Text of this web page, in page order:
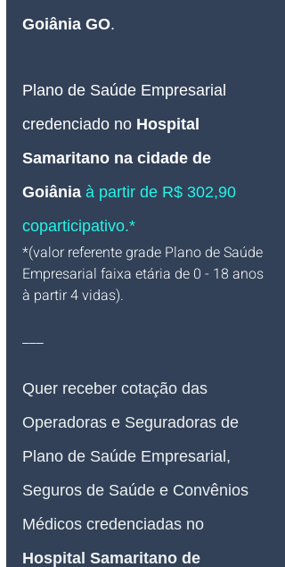
Goiânia GO.
Plano de Saúde Empresarial
credenciado no Hospital
Samaritano na cidade de
Goiânia à partir de R$ 302,90
coparticipativo.*
*(valor referente grade Plano de Saúde
Empresarial faixa etária de 0 - 18 anos
à partir 4 vidas).
___
Quer receber cotação das
Operadoras e Seguradoras de
Plano de Saúde Empresarial,
Seguros de Saúde e Convênios
Médicos credenciadas no
Hospital Samaritano de